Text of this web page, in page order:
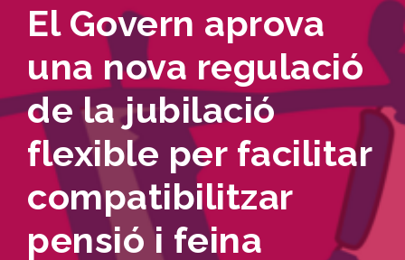
El Govern aprova
una nova regulació
de la jubilació
flexible per facilitar
compatibilitzar
pensió i feina